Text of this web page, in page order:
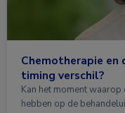
Chemotherapie en
timing verschil?
Kan het moment
hebben op de